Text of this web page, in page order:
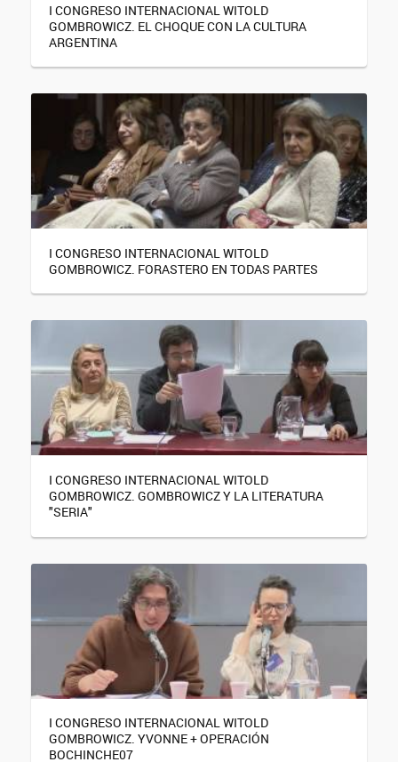
I CONGRESO INTERNACIONAL WITOLD
GOMBROWICZ. EL CHOQUE CON LA CULTURA
ARGENTINA
I CONGRESO INTERNACIONAL WITOLD
GOMBROWICZ. FORASTERO EN TODAS PARTES
I CONGRESO INTERNACIONAL WITOLD
GOMBROWICZ. GOMBROWICZ Y LA LITERATURA
"SERIA"
I CONGRESO INTERNACIONAL WITOLD
GOMBROWICZ. YVONNE + OPERACIÓN
BOCHINCHE07